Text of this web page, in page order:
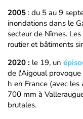
2005 : du 5 au 9
inondations dans le
secteur de Nîmes.
routier et bâtiments
2020 : le 19, un
de l'Aigoual
h en France (avec
700 mm à
brutales.